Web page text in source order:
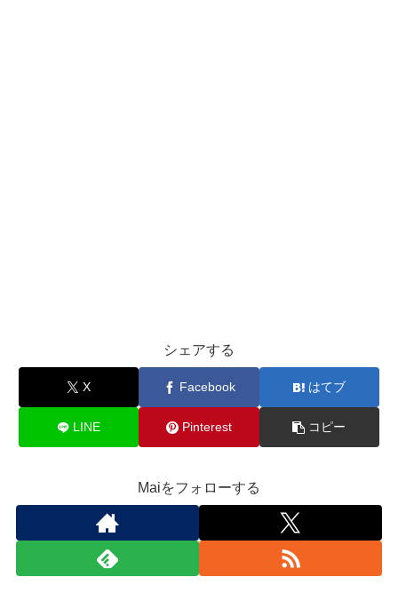
シェアする
X Facebook はてブ
LINE Pinterest コピー
Maiをフォローする